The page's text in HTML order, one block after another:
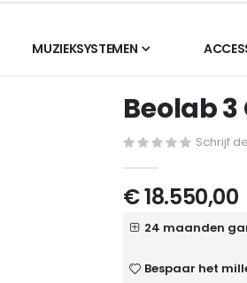
MUZIEKSYSTEMEN
Beolab 3
Schrijf
€ 18.550,00
24 maanden
Bespaar het